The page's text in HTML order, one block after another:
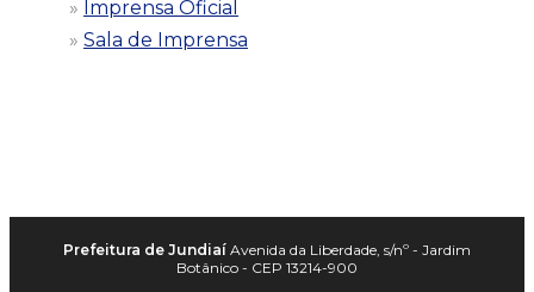
Imprensa Oficial
Sala de Imprensa
Prefeitura de Jundiaí Avenida da Liberdade, s/nº - Jardim
Botânico - CEP 13214-900